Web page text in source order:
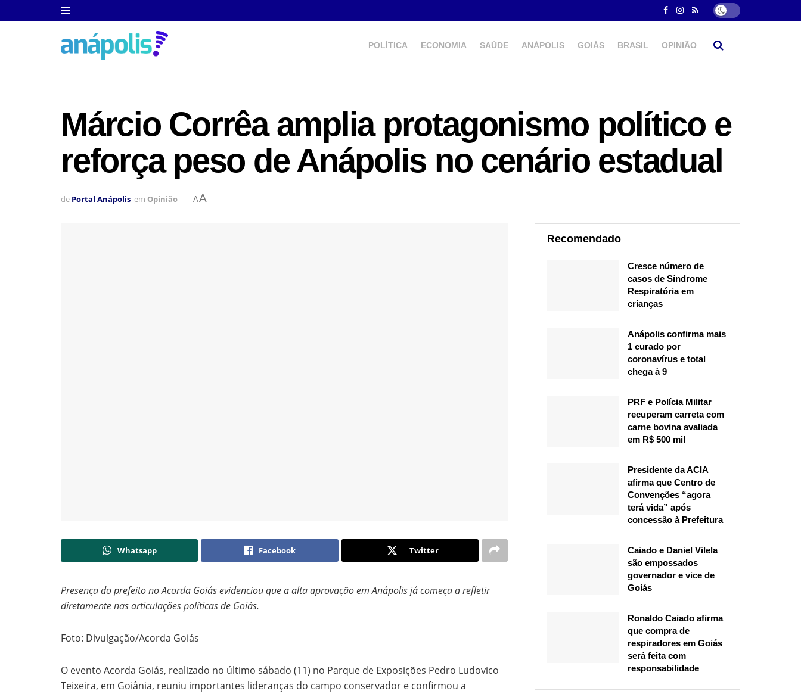
POLÍTICA ECONOMIA SAÚDE ANÁPOLIS GOIÁS BRASIL OPINIÃO
Márcio Corrêa amplia protagonismo político e
reforça peso de Anápolis no cenário estadual
de Portal Anápolis em Opinião AA
Whatsapp Facebook Twitter
Presença do prefeito no Acorda Goiás evidenciou que a alta aprovação em Anápolis já começa a refletir
diretamente nas articulações políticas de Goiás.
Foto: Divulgação/Acorda Goiás
O evento Acorda Goiás, realizado no último sábado (11) no Parque de Exposições Pedro Ludovico
Teixeira, em Goiânia, reuniu importantes lideranças do campo conservador e confirmou a
Recomendado
Cresce número de
casos de Síndrome
Respiratória em
crianças
Anápolis confirma mais
1 curado por
coronavírus e total
chega à 9
PRF e Polícia Militar
recuperam carreta com
carne bovina avaliada
em R$ 500 mil
Presidente da ACIA
afirma que Centro de
Convenções “agora
terá vida” após
concessão à Prefeitura
Caiado e Daniel Vilela
são empossados
governador e vice de
Goiás
Ronaldo Caiado afirma
que compra de
respiradores em Goiás
será feita com
responsabilidade